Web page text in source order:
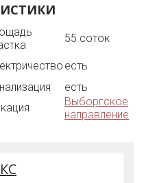
Выход к реке
дорожки, освещение,
в идеальном
в коммерческих
загородный
участок 20 соток,
55 соток
есть
есть
Выборгское
направление